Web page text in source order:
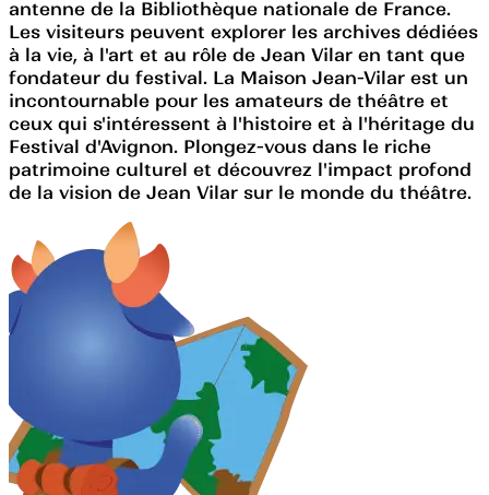
antenne de la Bibliothèque nationale de France.
Les visiteurs peuvent explorer les archives dédiées
à la vie, à l'art et au rôle de Jean Vilar en tant que
fondateur du festival. La Maison Jean-Vilar est un
incontournable pour les amateurs de théâtre et
ceux qui s'intéressent à l'histoire et à l'héritage du
Festival d'Avignon. Plongez-vous dans le riche
patrimoine culturel et découvrez l'impact profond
de la vision de Jean Vilar sur le monde du théâtre.